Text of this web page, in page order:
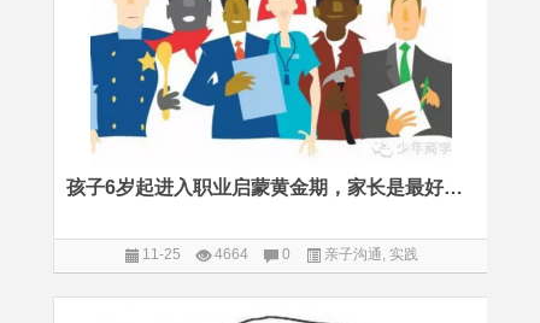
孩子6岁起进入职业启蒙黄金期，家长是最好导师
11-25 4664 0 亲子沟通, 实践